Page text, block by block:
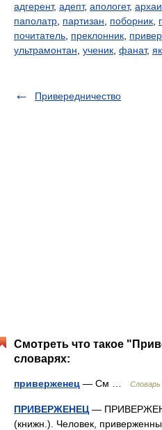
адгерент, адепт, апологет,
паполатр партизан поборник
почитатель преклонник
ультрамонтан ученик фанат,
Привередничество
Смотреть что такое
словарях:
приверженец — См …
ПРИВЕРЖЕНЕЦ —
(книжн.). Человек,